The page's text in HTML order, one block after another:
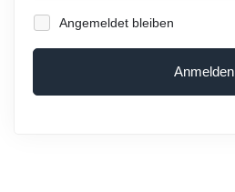
Angemeldet bleiben
Anmelden